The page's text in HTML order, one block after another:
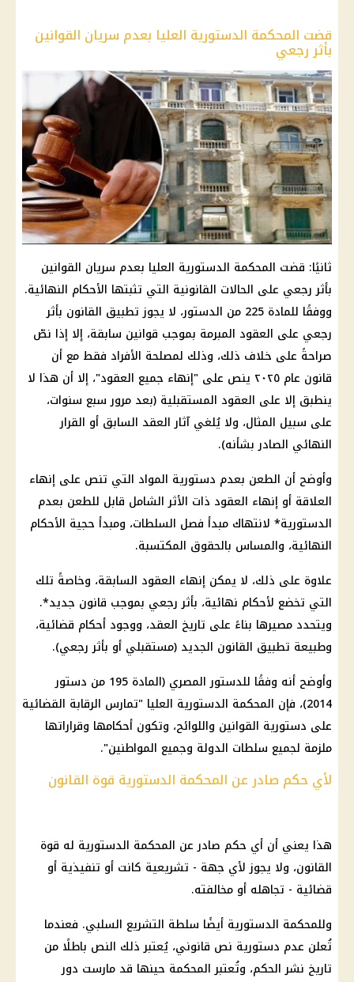
قضت المحكمة الدستورية العليا بعدم سريان القوانين
بأثر رجعي
ثانيًا: قضت المحكمة الدستورية العليا بعدم سريان القوانين
بأثر رجعي على الحالات القانونية التي تثبتها الأحكام النهائية.
ووفقًا للمادة 225 من الدستور، لا يجوز تطبيق القانون بأثر
رجعي على العقود المبرمة بموجب قوانين سابقة، إلا إذا نصّ
صراحةً على خلاف ذلك، وذلك لمصلحة الأفراد فقط مع أن
قانون عام ٢٠٢٥ ينص على "إنهاء جميع العقود"، إلا أن هذا لا
ينطبق إلا على العقود المستقبلية (بعد مرور سبع سنوات،
على سبيل المثال، ولا يُلغي آثار العقد السابق أو القرار
النهائي الصادر بشأنه).
وأوضح أن الطعن بعدم دستورية المواد التي تنص على إنهاء
العلاقة أو إنهاء العقود ذات الأثر الشامل قابل للطعن بعدم
الدستورية* لانتهاك مبدأ فصل السلطات، ومبدأ حجية الأحكام
النهائية، والمساس بالحقوق المكتسبة.
علاوة على ذلك، لا يمكن إنهاء العقود السابقة، وخاصةً تلك
التي تخضع لأحكام نهائية، بأثر رجعي بموجب قانون جديد*.
ويتحدد مصيرها بناءً على تاريخ العقد، ووجود أحكام قضائية،
وطبيعة تطبيق القانون الجديد (مستقبلي أو بأثر رجعي).
وأوضح أنه وفقًا للدستور المصري (المادة 195 من دستور
2014)، فإن المحكمة الدستورية العليا "تمارس الرقابة القضائية
على دستورية القوانين واللوائح، وتكون أحكامها وقراراتها
ملزمة لجميع سلطات الدولة وجميع المواطنين".
لأي حكم صادر عن المحكمة الدستورية قوة القانون
هذا يعني أن أي حكم صادر عن المحكمة الدستورية له قوة
القانون، ولا يجوز لأي جهة - تشريعية كانت أو تنفيذية أو
قضائية - تجاهله أو مخالفته.
وللمحكمة الدستورية أيضًا سلطة التشريع السلبي. فعندما
تُعلن عدم دستورية نص قانوني، يُعتبر ذلك النص باطلًا من
تاريخ نشر الحكم، وتُعتبر المحكمة حينها قد مارست دور